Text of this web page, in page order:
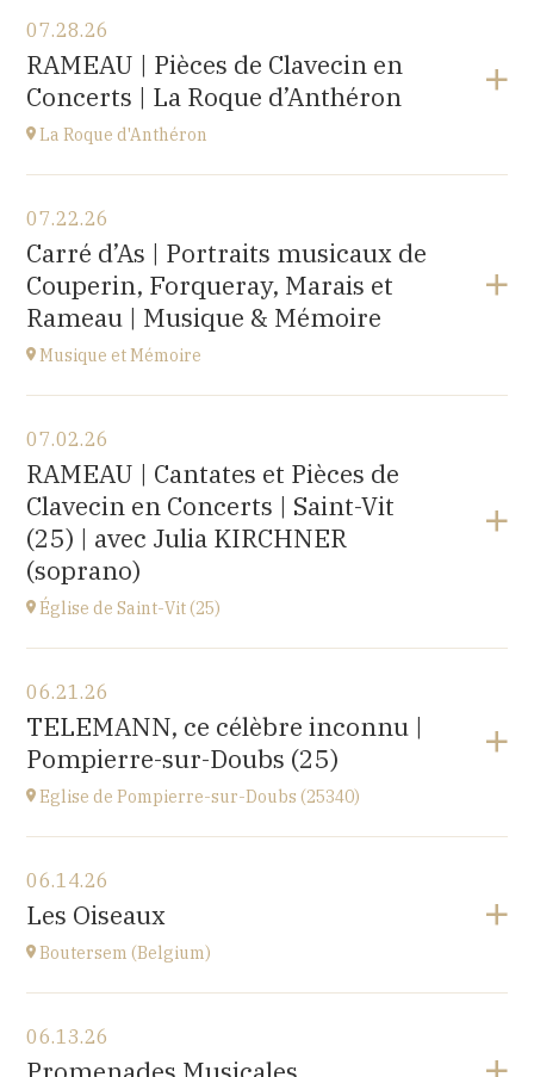
07.28.26
RAMEAU | Pièces de Clavecin en
Concerts | La Roque d’Anthéron
La Roque d'Anthéron
Cloître de l'Abbaye de Silvacane
at18H30
Go to site
07.22.26
Carré d’As | Portraits musicaux de
Couperin, Forqueray, Marais et
Rameau | Musique & Mémoire
Musique et Mémoire
Eglise de Faucogney-et-la-Mer
(70310)
at17H00
07.02.26
RAMEAU | Cantates et Pièces de
Clavecin en Concerts | Saint-Vit
(25) | avec Julia KIRCHNER
(soprano)
Église de Saint-Vit (25)
1 place de la Mairie,
25410 SAINT-VIT
at18H00
Go to site
06.21.26
TELEMANN, ce célèbre inconnu |
Pompierre-sur-Doubs (25)
Eglise de Pompierre-sur-Doubs (25340)
Eglise de Pompierre-sur-Doubs (25340)
3 chemin de l'église
at17H
06.14.26
Les Oiseaux
Boutersem (Belgium)
Sint-Annakerk
06.13.26